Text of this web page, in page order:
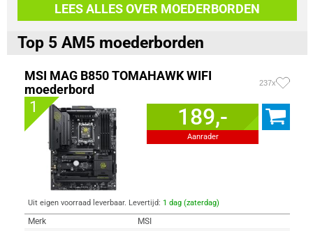
LEES ALLES OVER MOEDERBORDEN
Top 5 AM5 moederborden
MSI MAG B850 TOMAHAWK WIFI
moederbord
237x
1 189,-
Aanrader
Uit eigen voorraad leverbaar. Levertijd: 1 dag (zaterdag)
Merk
MSI